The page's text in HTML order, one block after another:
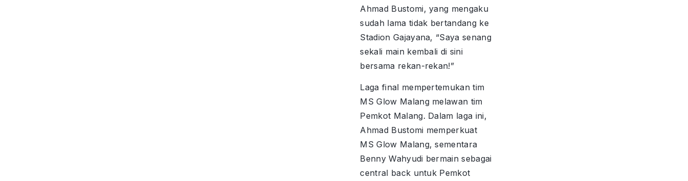
Ahmad Bustomi, yang mengaku
sudah lama tidak bertandang ke
Stadion Gajayana, “Saya senang
sekali main kembali di sini
bersama rekan-rekan!”
Laga final mempertemukan tim
MS Glow Malang melawan tim
Pemkot Malang. Dalam laga ini,
Ahmad Bustomi memperkuat
MS Glow Malang, sementara
Benny Wahyudi bermain sebagai
central back untuk Pemkot